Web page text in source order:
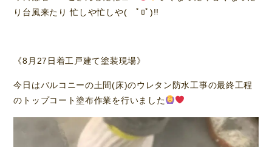
り台風来たり 忙しや忙しや( ﾟﾛﾟ)!!
《8月27日着工戸建て塗装現場》
今日はバルコニーの土間(床)のウレタン防水工事の最終工程
のトップコート塗布作業を行いました